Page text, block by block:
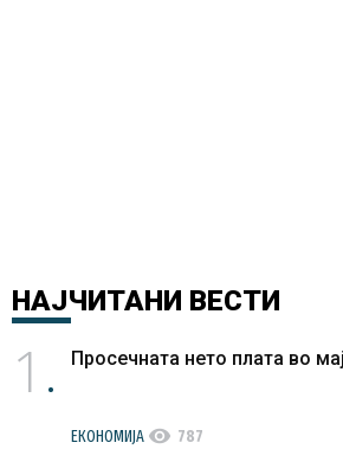
НАЈЧИТАНИ ВЕСТИ
1 Просечната нето плата во
ЕКОНОМИЈА visibility 787